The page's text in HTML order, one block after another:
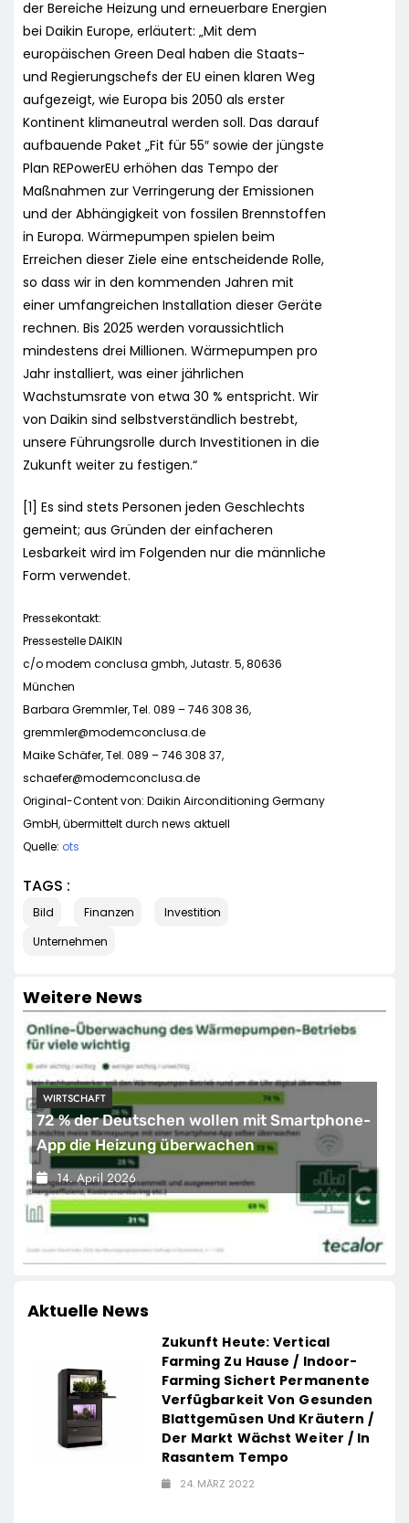
der Bereiche Heizung und erneuerbare Energien
bei Daikin Europe, erläutert: „Mit dem
europäischen Green Deal haben die Staats-
und Regierungschefs der EU einen klaren Weg
aufgezeigt, wie Europa bis 2050 als erster
Kontinent klimaneutral werden soll. Das darauf
aufbauende Paket „Fit für 55″ sowie der jüngste
Plan REPowerEU erhöhen das Tempo der
Maßnahmen zur Verringerung der Emissionen
und der Abhängigkeit von fossilen Brennstoffen
in Europa. Wärmepumpen spielen beim
Erreichen dieser Ziele eine entscheidende Rolle,
so dass wir in den kommenden Jahren mit
einer umfangreichen Installation dieser Geräte
rechnen. Bis 2025 werden voraussichtlich
mindestens drei Millionen. Wärmepumpen pro
Jahr installiert, was einer jährlichen
Wachstumsrate von etwa 30 % entspricht. Wir
von Daikin sind selbstverständlich bestrebt,
unsere Führungsrolle durch Investitionen in die
Zukunft weiter zu festigen.“
[1] Es sind stets Personen jeden Geschlechts
gemeint; aus Gründen der einfacheren
Lesbarkeit wird im Folgenden nur die männliche
Form verwendet.
Pressekontakt:
Pressestelle DAIKIN
c/o modem conclusa gmbh, Jutastr. 5, 80636
München
Barbara Gremmler, Tel. 089 – 746 308 36,
gremmler@modemconclusa.de
Maike Schäfer, Tel. 089 – 746 308 37,
schaefer@modemconclusa.de
Original-Content von: Daikin Airconditioning Germany
GmbH, übermittelt durch news aktuell
Quelle: ots
TAGS :
Bild Finanzen
Investition
Unternehmen
Weitere News
WIRTSCHAFT
72 % der Deutschen wollen mit Smartphone-
App die Heizung überwachen
14. April 2026
Aktuelle News
Zukunft Heute: Vertical
Farming Zu Hause / Indoor-
Farming Sichert Permanente
Verfügbarkeit Von Gesunden
Blattgemüsen Und Kräutern /
Der Markt Wächst Weiter / In
Rasantem Tempo
24. MÄRZ 2022